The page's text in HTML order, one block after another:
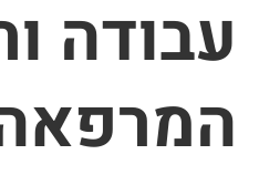
עבודה